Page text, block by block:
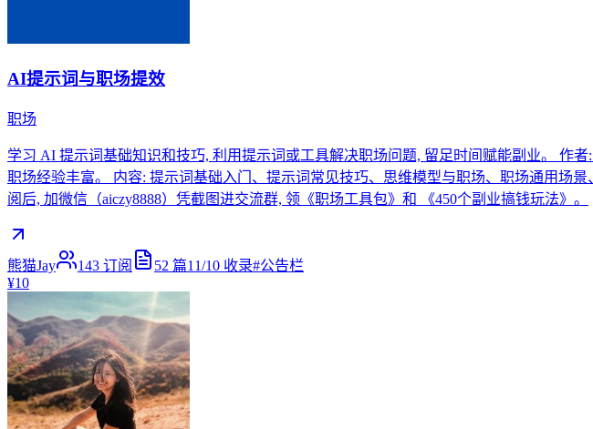
AI提示词与职场提效
职场
学习 AI 提示词基础知识和技巧, 利用提示词或工具解决职场问题, 留足时间赋能副业。 作
职场经验丰富。 内容: 提示词基础入门、提示词常见技巧、思维模型与职场、职场通用场
阅后, 加微信（aiczy8888）凭截图进交流群, 领《职场工具包》和 《450个副业搞钱玩法》。
熊猫Jay 143 订阅 52 篇11/10 收录#公告栏
¥10